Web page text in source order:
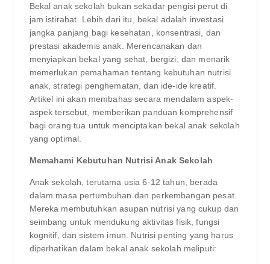
Bekal anak sekolah bukan sekadar pengisi perut di
jam istirahat. Lebih dari itu, bekal adalah investasi
jangka panjang bagi kesehatan, konsentrasi, dan
prestasi akademis anak. Merencanakan dan
menyiapkan bekal yang sehat, bergizi, dan menarik
memerlukan pemahaman tentang kebutuhan nutrisi
anak, strategi penghematan, dan ide-ide kreatif.
Artikel ini akan membahas secara mendalam aspek-
aspek tersebut, memberikan panduan komprehensif
bagi orang tua untuk menciptakan bekal anak sekolah
yang optimal.
Memahami Kebutuhan Nutrisi Anak Sekolah
Anak sekolah, terutama usia 6-12 tahun, berada
dalam masa pertumbuhan dan perkembangan pesat.
Mereka membutuhkan asupan nutrisi yang cukup dan
seimbang untuk mendukung aktivitas fisik, fungsi
kognitif, dan sistem imun. Nutrisi penting yang harus
diperhatikan dalam bekal anak sekolah meliputi: